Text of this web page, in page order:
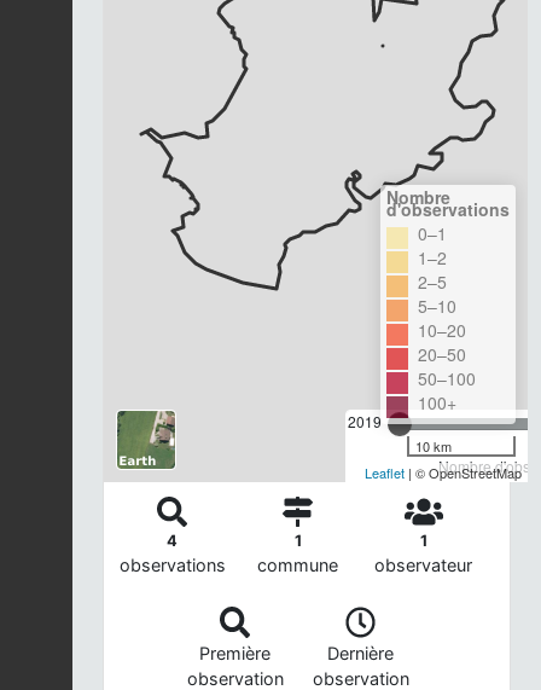
2019
Nombre
Nombre
d'observations
0–1
1–2
2–5
5–10
10–20
20–50
50–100
100+
10 km
Leaflet | © OpenStreetMap
4
observations
1
commune
1
observateur
Première
observation
Dernière
observation